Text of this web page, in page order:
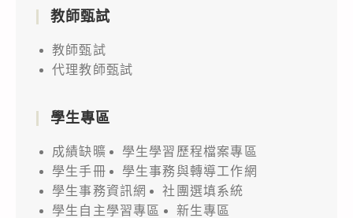
教師甄試
教師甄試
代理教師甄試
學生專區
成績缺曠
學生學習歷程檔案專區
學生手冊
學生事務與轉導工作網
學生事務資訊網
社團選填系統
學生自主學習專區
新生專區